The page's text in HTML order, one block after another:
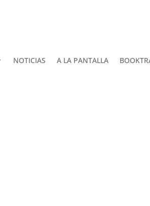
NOTICIAS A LA PANTALLA